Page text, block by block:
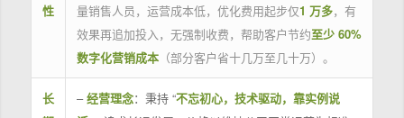
性
量销售人员，运营成本低，优化费用起步仅1 万多，有
效果再追加投入，无强制收费，帮助客户节约至少 60%
数字化营销成本（部分客户省十几万至几十万）。
长
–经营理念：秉持 “不忘初心，技术驱动，靠实例说